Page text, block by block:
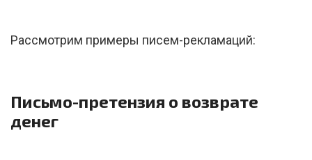
Рассмотрим примеры писем-рекламаций:
Письмо-претензия о возврате
денег